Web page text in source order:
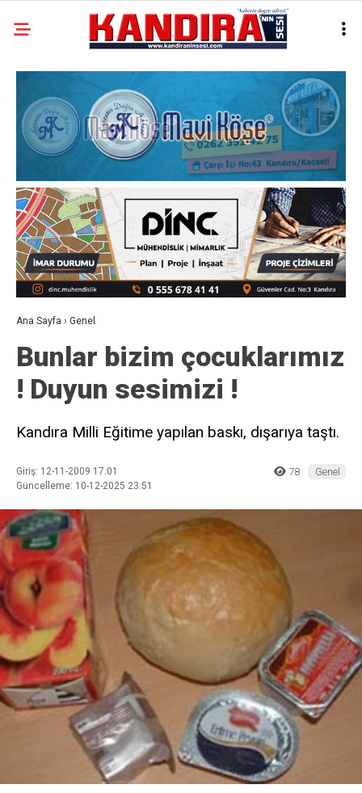
Ana Sayfa › Genel
Bunlar bizim çocuklarımız
! Duyun sesimizi !
Kandıra Milli Eğitime yapılan baskı, dışarıya taştı.
Giriş: 12-11-2009 17:01
Güncelleme: 10-12-2025 23:51
78 Genel